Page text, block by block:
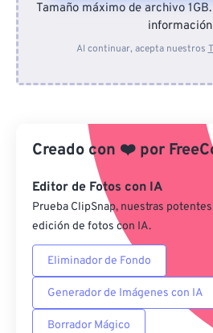
Desde el
Desde Google
Desde OneDrive
Desde URL
Tamaño máximo de archivo
información
Al continuar, acepta nuestros
Creado con ❤️ por
Editor de Fotos con IA
Prueba ClipSnap, nuestras
edición de fotos con IA.
Eliminador de Fondo
Generador de Imágenes con IA
Borrador Mágico